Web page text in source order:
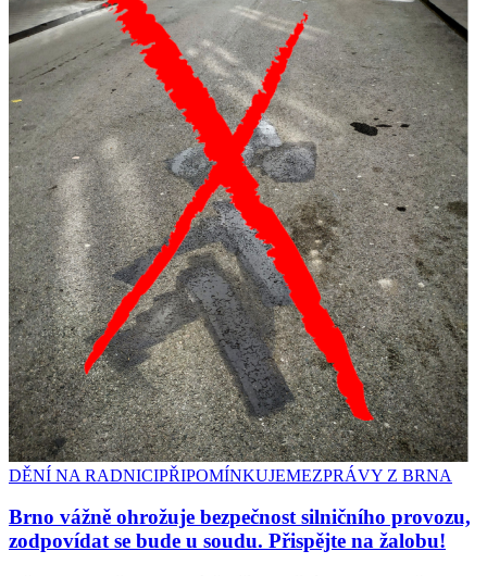
DĚNÍ NA RADNICIPŘIPOMÍNKUJEMEZPRÁVY Z BRNA
Brno vážně ohrožuje bezpečnost silničního provozu,
zodpovídat se bude u soudu. Přispějte na žalobu!